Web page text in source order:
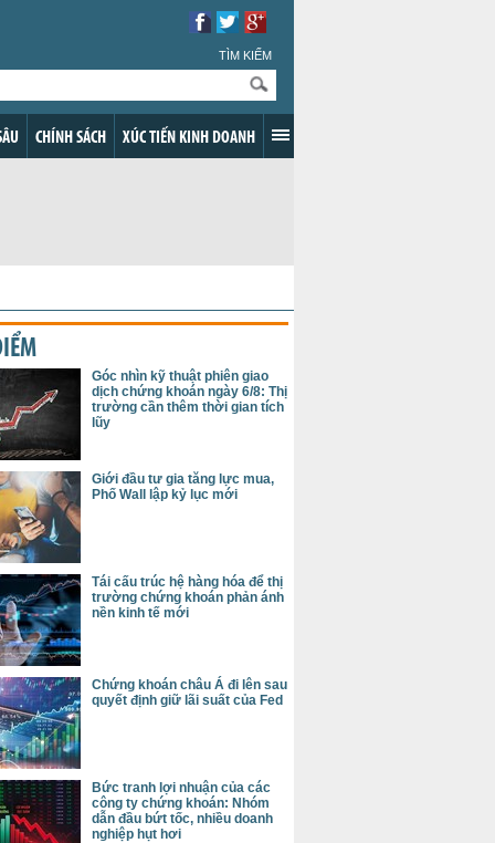
TÌM KIẾM
CHÍNH SÁCH XÚC TIẾN KINH DOANH
Góc nhìn kỹ thuật phiên giao
dịch chứng khoán ngày 6/8: Thị
trường cần thêm thời gian tích
lũy
Giới đầu tư gia tăng lực mua,
Phố Wall lập kỷ lục mới
Tái cấu trúc hệ hàng hóa để thị
trường chứng khoán phản ánh
nền kinh tế mới
Chứng khoán châu Á đi lên sau
quyết định giữ lãi suất của Fed
Bức tranh lợi nhuận của các
công ty chứng khoán: Nhóm
dẫn đầu bứt tốc, nhiều doanh
nghiệp hụt hơi